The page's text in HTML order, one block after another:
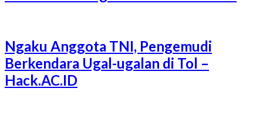
Ngaku Anggota TNI, Pengemudi
Berkendara Ugal-ugalan di Tol –
Hack.AC.ID